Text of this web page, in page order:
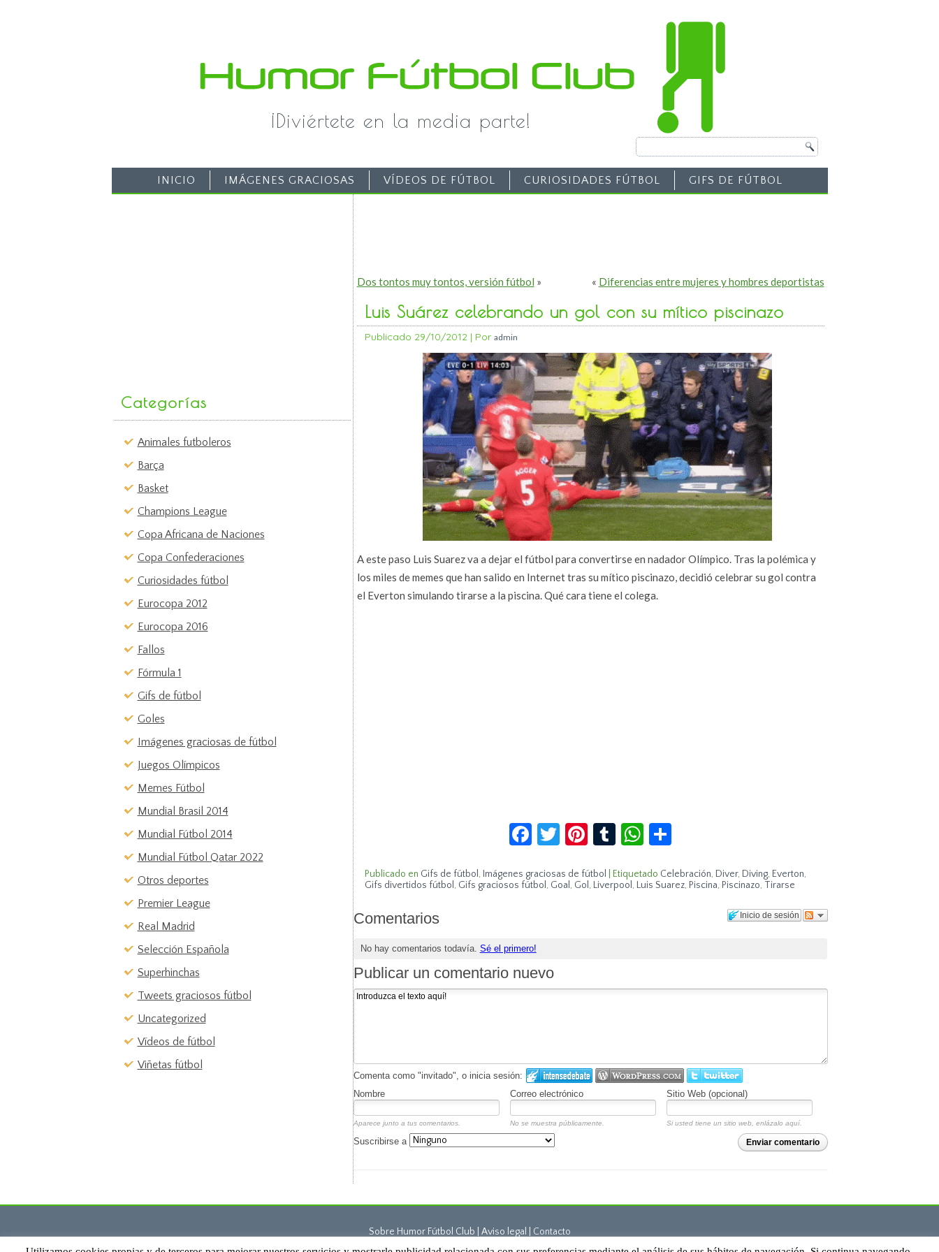
¡Diviértete en la media parte!
INICIO IMÁGENES GRACIOSAS VÍDEOS DE FÚTBOL CURIOSIDADES FÚTBOL GIFS DE FÚTBOL
Categorías
Animales futboleros
Barça
Basket
Champions League
Copa Africana de Naciones
Copa Confederaciones
Curiosidades fútbol
Eurocopa 2012
Eurocopa 2016
Fallos
Fórmula 1
Gifs de fútbol
Goles
Imágenes graciosas de fútbol
Juegos Olímpicos
Memes Fútbol
Mundial Brasil 2014
Mundial Fútbol 2014
Mundial Fútbol Qatar 2022
Otros deportes
Premier League
Real Madrid
Selección Española
Superhinchas
Tweets graciosos fútbol
Uncategorized
Vídeos de fútbol
Viñetas fútbol
Dos tontos muy tontos, versión fútbol » « Diferencias entre mujeres y hombres deportistas
Luis Suárez celebrando un gol con su mítico piscinazo
Publicado 29/10/2012| Por admin
A este paso Luis Suarez va a dejar el fútbol para convertirse en nadador Olímpico. Tras la polémica y
los miles de memes que han salido en Internet tras su mítico piscinazo, decidió celebrar su gol contra
el Everton simulando tirarse a la piscina. Qué cara tiene el colega.
Facebook
Twitter
Pinterest
TumblrWhatsApp
Publicado en Gifs de fútbol , Imágenes graciosas de fútbol Etiquetado Celebración, Diver, Diving, Everton,
Gifs divertidos fútbol , Gifs graciosos fútbol , Goal , Gol , Liverpool , Luis Suarez, Piscina, Piscinazo, Tirarse
Inicio de sesión
Comentarios
No hay comentarios todavía. Sé el primero!
Publicar un comentario nuevo
Comenta como "invitado", o inicia sesión:
Nombre
Correo electrónico Sitio Web (opcional)
Aparece junto a tus comentarios. No se muestra públicamente. Si usted tiene un sitio web, enlázalo aquí.
Enviar comentario
Suscribirse a
Sobre Humor Fútbol Club | Aviso legal | Contacto